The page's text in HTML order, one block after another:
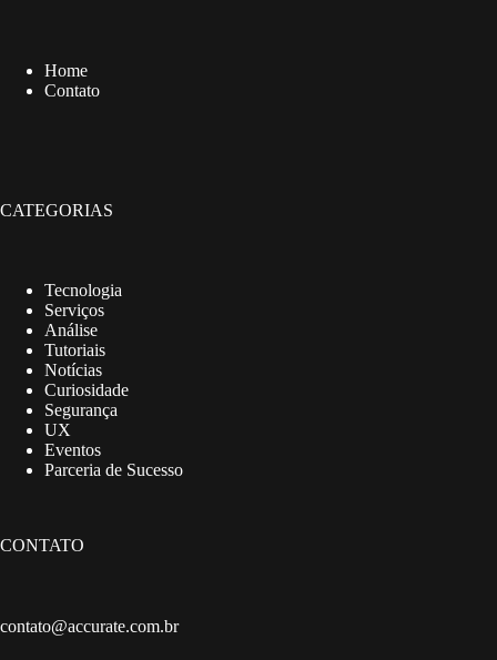
Home
Contato
CATEGORIAS
Tecnologia
Serviços
Análise
Tutoriais
Notícias
Curiosidade
Segurança
UX
Eventos
Parceria de Sucesso
CONTATO
contato@accurate.com.br